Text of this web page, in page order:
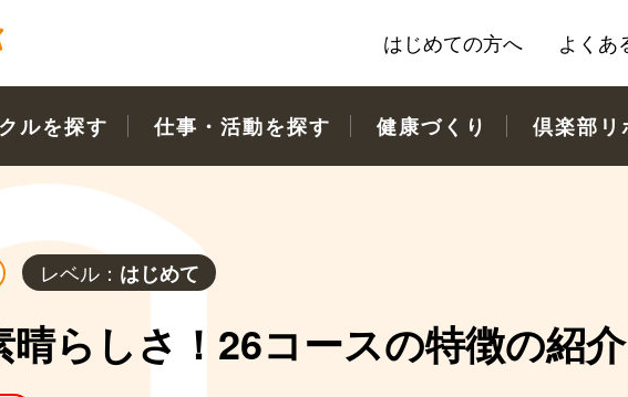
はじめての方へ よくあ
ルを探す 仕事・活動を探す 健康づくり 倶楽部リ
レベル： はじめて
らしさ！26コースの特徴の紹